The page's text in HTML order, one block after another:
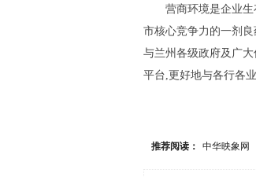
营商环境是企业
市核心竞争力的一剂
与兰州各级政府及广
平台,更好地与各行各
推荐阅读： 中华映象网